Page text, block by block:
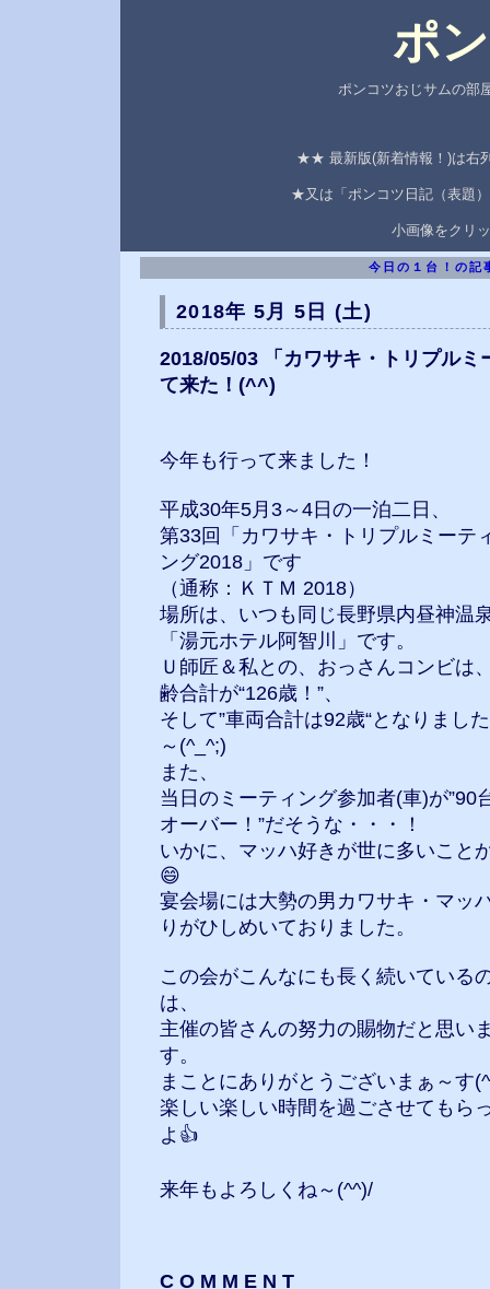
ポ
ポンコツおじサムの部
★★ 最新版(新着情報！)は右
★又は「ポンコツ日記（表題
小画像をクリ
今日の１台！の記
2018年 5月 5日 (土)
2018/05/03 「カワサキ・トリプルミ
て来た！(^^)
今年も行って来ました！
平成30年5月3～4日の一泊二日、
第33回「カワサキ・トリプルミーテ
ング2018」です
（通称：ＫＴＭ 2018）
場所は、いつも同じ長野県内昼神温
「湯元ホテル阿智川」です。
Ｕ師匠＆私との、おっさんコンビは
齢合計が“126歳！”、
そして”車両合計は92歳“となりまし
～(^_^;)
また、
当日のミーティング参加者(車)が”90
オーバー！”だそうな・・・！
いかに、マッハ好きが世に多いこと
😄
宴会場には大勢の男カワサキ・マッ
りがひしめいておりました。
この会がこんなにも長く続いている
は、
主催の皆さんの努力の賜物だと思い
す。
まことにありがとうございまぁ～す
楽しい楽しい時間を過ごさせてもら
よ👍
来年もよろしくね～(^^)/
C O M M E N T